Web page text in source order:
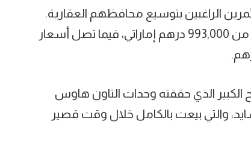
الراغبين بتوسيع محافظهم العقارية.
تبدأ أسعار الشقق المكونة من غرفة نوم واحدة من 993,000 درهم إماراتي، فيما تصل أسعار
الكبير الذي حققته وحدات التاون هاوس
والتي بيعت بالكامل خلال وقت قصير